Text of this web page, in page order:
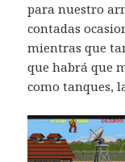
para nuestro
contadas
mientras que
que habrá que
como tanques,